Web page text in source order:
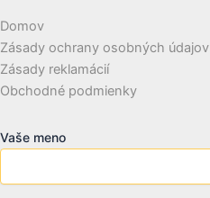
Domov
Zásady ochrany osobných údajov
Zásady reklamácií
Obchodné podmienky
Vaše meno